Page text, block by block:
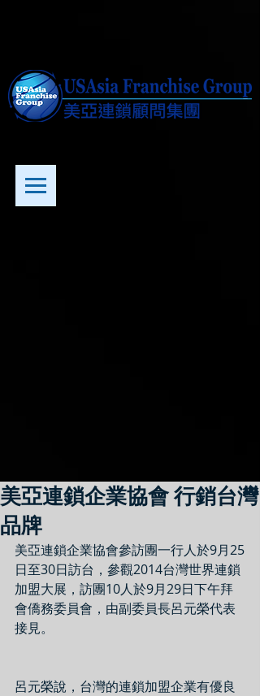
美亞連鎖企業協會 行銷台灣
品牌
美亞連鎖企業協會參訪團一行人於9月25
日至30日訪台，參觀2014台灣世界連鎖
加盟大展，訪團10人於9月29日下午拜
會僑務委員會，由副委員長呂元榮代表
接見。
呂元榮說，台灣的連鎖加盟企業有優良